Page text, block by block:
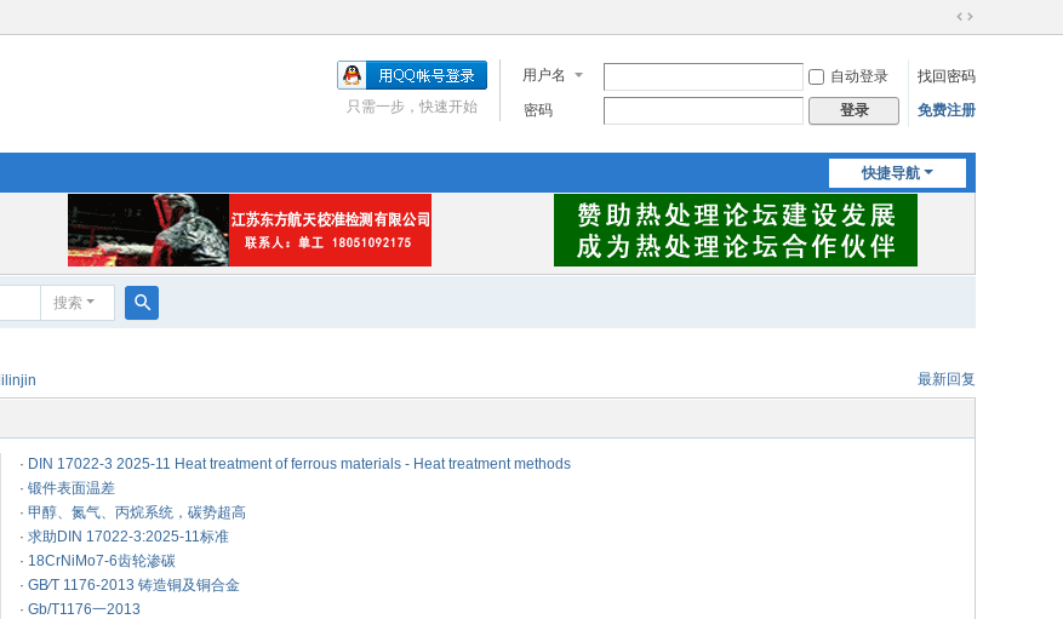
切
到
宽
用户名 自动登录
找回密码
密码
登录 免费注册
只需一步，快速开始
快捷导航
搜索
lilinjin 最新回复
· DIN 17022-3 2025-11 Heat treatment of ferrous materials - Heat treatment methods
· 锻件表面温差
· 甲醇、氮气、丙烷系统，碳势超高
· 求助DIN 17022-3:2025-11标准
· 18CrNiMo7-6齿轮渗碳
· GB∕T 1176-2013 铸造铜及铜合金
· Gb/T1176一2013